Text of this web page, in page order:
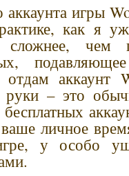
аккаунта игры
как я
сложнее, чем
аккаунт
руки – это
личное
у особо